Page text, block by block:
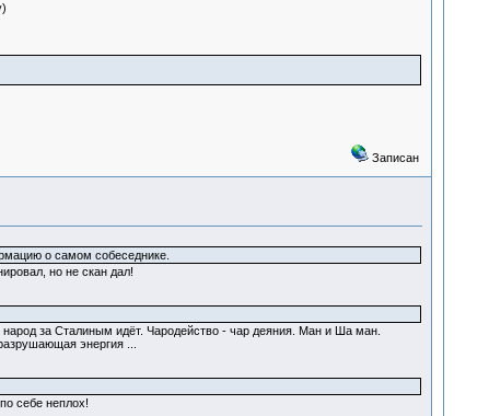
Записан
о самом собеседнике.
но не скан дал!
за Сталиным идёт. Чародейство - чар деяния. Ман и Ша ман.
энергия ...
себе неплох!